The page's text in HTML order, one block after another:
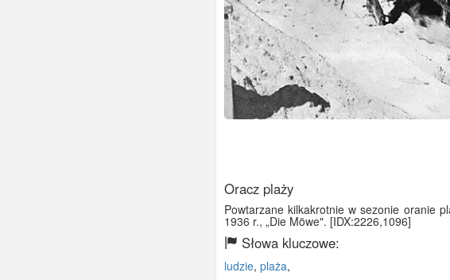
Oracz plaży
Powtarzane kilkakrotnie w sezonie oranie
1936 r., „Die Möwe". [IDX:2226,1096]
Słowa kluczowe:
ludzie, plaża,